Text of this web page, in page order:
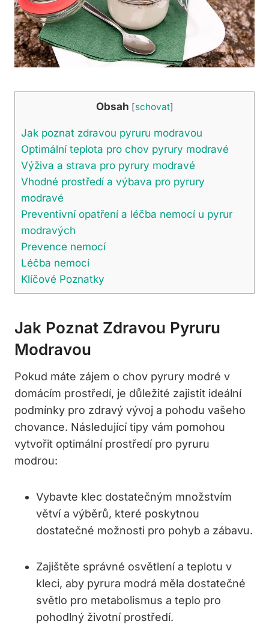
Obsah [schovat]
Jak⁤ poznat zdravou pyruru⁣ modravou
Optimální teplota pro chov pyrury ⁢modravé
Výživa a strava pro pyrury modravé
Vhodné prostředí a výbava pro pyrury
modravé
Preventivní opatření a léčba nemocí u pyrur⁤
modravých
Prevence nemocí
Léčba nemocí
Klíčové Poznatky
Jak⁤ Poznat Zdravou Pyruru⁣
Modravou
Pokud máte zájem o chov pyrury⁣ modré v
domácím prostředí, je důležité​ zajistit ideální
podmínky pro zdravý vývoj⁣ a pohodu vašeho
chovance. Následující tipy​ vám pomohou
vytvořit optimální prostředí pro pyruru
modrou:
Vybavte klec dostatečným množstvím
větví a výběrů, které poskytnou
⁣dostatečné možnosti‍ pro pohyb a ​zábavu.
Zajištěte správné ‍osvětlení a teplotu v
kleci, aby pyrura modrá měla dostatečné
světlo pro metabolismus a teplo pro
pohodlný životní prostředí.